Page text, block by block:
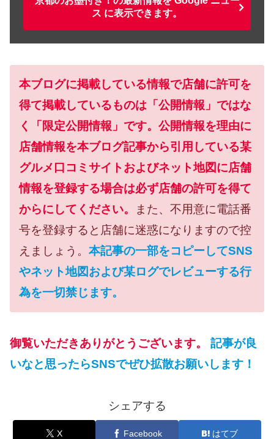
ス に表示できます。
本ブログに掲載している情報で店舗に許可を
得て掲載しているものは「公開情報」ではな
く「限定公開情報」です。公開情報を理由に
店舗情報を本ブログ記事から引用している某
グルメ口コミサイトおよびネット地図に店舗
情報を登録する場合は必ず店舗の許可を得て
からにしてください。
また、不用意に電話番
号を登録すると店舗に迷惑になりますので控
えましょう。 本記事の一部をコピーしてSNS
やネット地図および某ログでレビューする行
為を一切禁じます。
御覧いただきありがとうございます。
記事が良
いなと思ったらSNSでぜひ拡散お願いします！
シェアする
X Facebook はてブ